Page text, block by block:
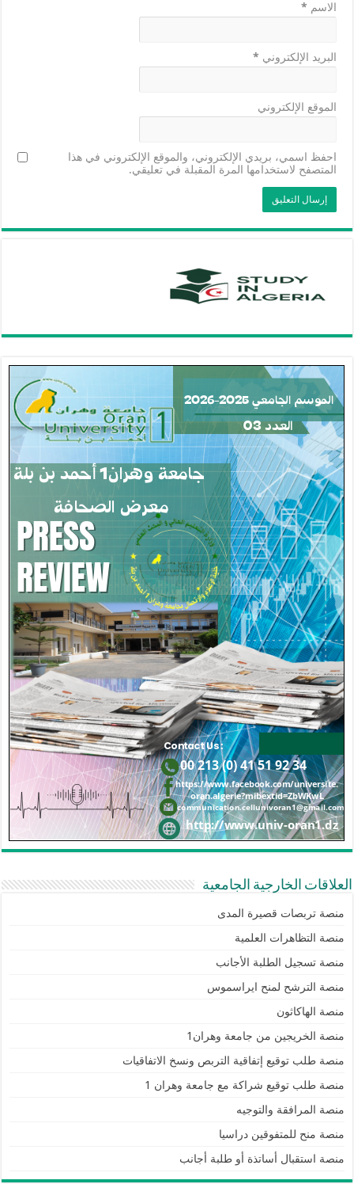
الاسم *
البريد الإلكتروني *
الموقع الإلكتروني
احفظ اسمي، بريدي الإلكتروني، والموقع الإلكتروني في هذا
المتصفح لاستخدامها المرة المقبلة في تعليقي.
العلاقات الخارجية الجامعية
منصة تربصات قصيرة المدى
منصة التظاهرات العلمية
منصة تسجيل الطلبة الأجانب
منصة الترشح لمنح ايراسموس
منصة الهاكاثون
منصة الخريجين من جامعة وهران1
منصة طلب توقيع إتفاقية التربص ونسخ الاتفاقيات
منصة طلب توقيع شراكة مع جامعة وهران 1
منصة المرافقة والتوجيه
منصة منح للمتفوقين دراسيا
منصة استقبال أساتذة أو طلبة أجانب